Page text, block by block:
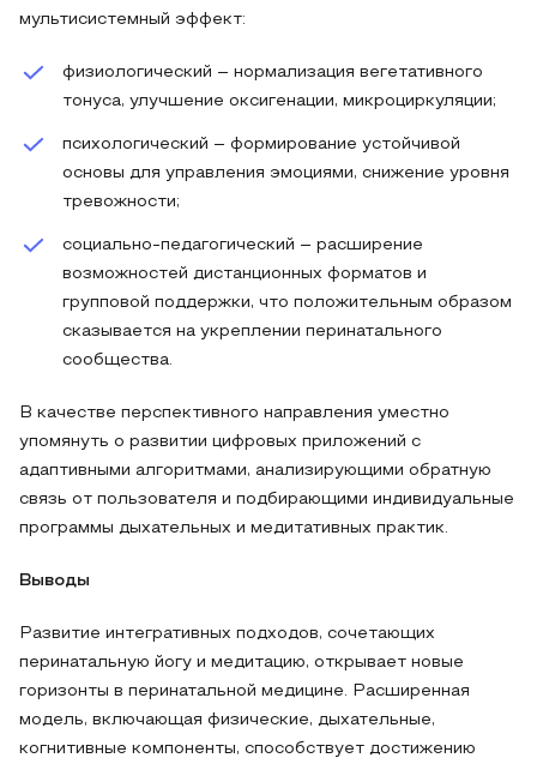
мультисистемный эффект:
физиологический – нормализация вегетативного
тонуса, улучшение оксигенации, микроциркуляции;
психологический – формирование устойчивой
основы для управления эмоциями, снижение уровня
тревожности;
социально-педагогический – расширение
возможностей дистанционных форматов и
групповой поддержки, что положительным образом
сказывается на укреплении перинатального
сообщества.
В качестве перспективного направления уместно
упомянуть о развитии цифровых приложений с
адаптивными алгоритмами, анализирующими обратную
связь от пользователя и подбирающими индивидуальные
программы дыхательных и медитативных практик.
Выводы
Развитие интегративных подходов, сочетающих
перинатальную йогу и медитацию, открывает новые
горизонты в перинатальной медицине. Расширенная
модель, включающая физические, дыхательные,
когнитивные компоненты, способствует достижению